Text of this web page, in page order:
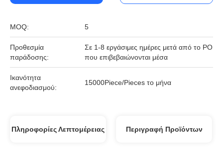
MOQ: 5
Προθεσμία
παράδοσης:
Σε 1-8 εργάσιμες ημέρες μετά από το PO
που επιβεβαιώνονται μέσα
Ικανότητα
ανεφοδιασμού:
15000Piece/Pieces το μήνα
Πληροφορίες Λεπτομέρειας Περιγραφή Προϊόντων